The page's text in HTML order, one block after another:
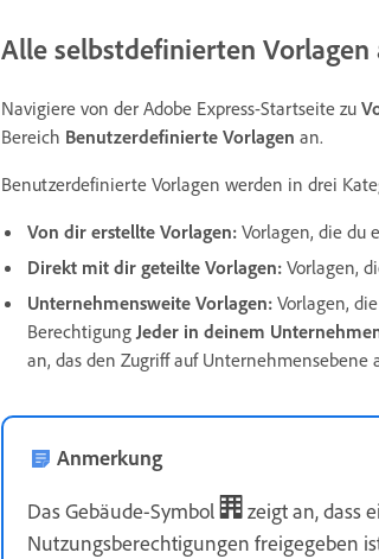
Alle selbstdefinierten Vorlagen
Navigiere von der Adobe Express-Startseite zu
Bereich Benutzerdefinierte Vorlagen an.
Benutzerdefinierte Vorlagen werden in drei
Von dir erstellte Vorlagen: Vorlagen, die du
Direkt mit dir geteilte Vorlagen: Vorlagen,
Unternehmensweite Vorlagen: Vorlagen,
Berechtigung Jeder in deinem
an, das den Zugriff auf Unternehmensebene
Anmerkung
Das Gebäude-Symbol
zeigt an, dass
Nutzungsberechtigungen freigegeben